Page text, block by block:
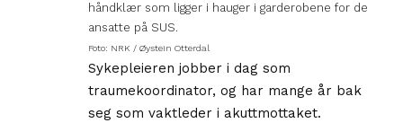
håndklær som ligger i hauger i garderobene for de
ansatte på SUS.
Foto: NRK / Øystein Otterdal
Sykepleieren jobber i dag som
traumekoordinator, og har mange år bak
seg som vaktleder i akuttmottaket.